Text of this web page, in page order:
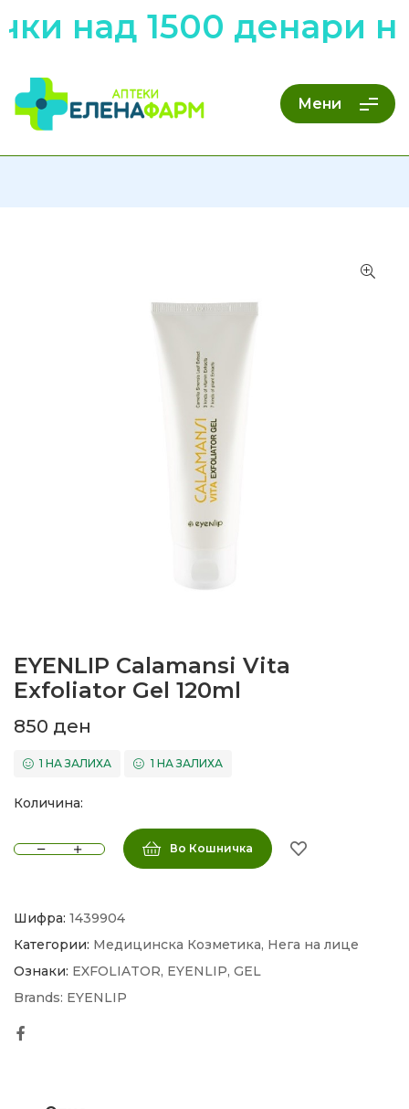
над 1500 денари
Мени
EYENLIP Calamansi Vita
Exfoliator Gel 120ml
850 ден
1 НА ЗАЛИХА 1 НА ЗАЛИХА
Количина:
Во Кошничка
Шифра: 1439904
Категории: Медицинска Козметика, Нега на лице
Ознаки: EXFOLIATOR, EYENLIP, GEL
Brands: EYENLIP